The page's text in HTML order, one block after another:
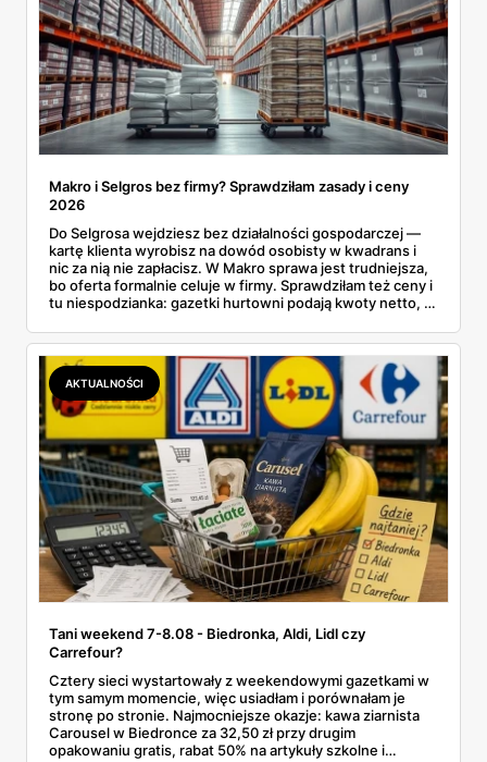
Makro i Selgros bez firmy? Sprawdziłam zasady i ceny
2026
Do Selgrosa wejdziesz bez działalności gospodarczej —
kartę klienta wyrobisz na dowód osobisty w kwadrans i
nic za nią nie zapłacisz. W Makro sprawa jest trudniejsza,
bo oferta formalnie celuje w firmy. Sprawdziłam też ceny i
tu niespodzianka: gazetki hurtowni podają kwoty netto, a
zawsze wygrywa — ta sama kawa ziarnista kosztuje w
Makro ponad dwa razy więcej niż w weekendowej
promocji dyskontu.
AKTUALNOŚCI
Tani weekend 7-8.08 - Biedronka, Aldi, Lidl czy
Carrefour?
Cztery sieci wystartowały z weekendowymi gazetkami w
tym samym momencie, więc usiadłam i porównałam je
stronę po stronie. Najmocniejsze okazje: kawa ziarnista
Carousel w Biedronce za 32,50 zł przy drugim
opakowaniu gratis, rabat 50% na artykuły szkolne i